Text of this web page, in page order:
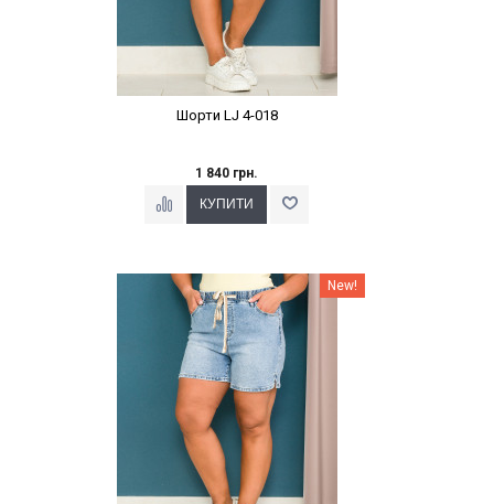
Шорти LJ 4-018
1 840 грн.
Наклейки Варіант з % New!